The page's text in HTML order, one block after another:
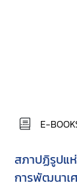
E-
สภาปฏิรูปแ
การพัฒนาเ